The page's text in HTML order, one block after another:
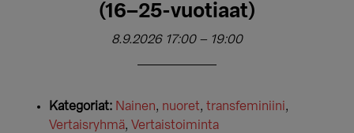
(16–25-vuotiaat)
8.9.2026 17:00– 19:00
Kategoriat: Nainen, nuoret,transfeminiini,
Vertaisryhmä,Vertaistoiminta